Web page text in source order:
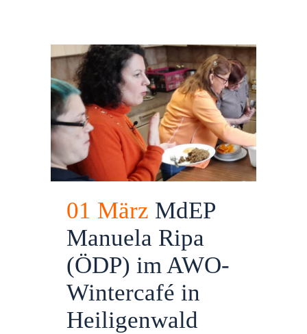
01 März MdEP
Manuela Ripa
(ÖDP) im AWO-
Wintercafé in
Heiligenwald